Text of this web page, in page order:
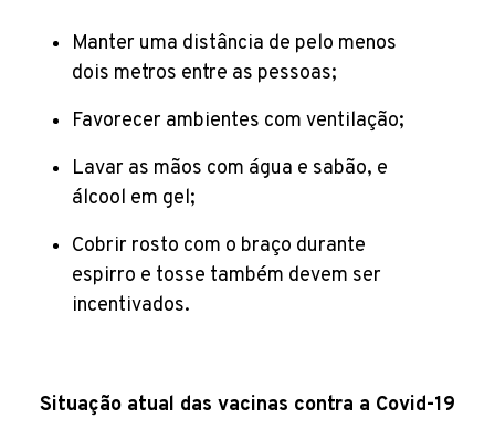
Manter uma distância de pelo menos
dois metros entre as pessoas;
Favorecer ambientes com ventilação;
Lavar as mãos com água e sabão, e
álcool em gel;
Cobrir rosto com o braço durante
espirro e tosse também devem ser
incentivados.
Situação atual das vacinas contra a Covid-19